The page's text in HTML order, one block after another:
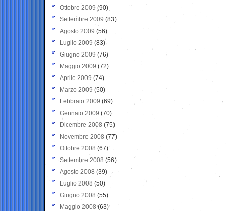
Ottobre 2009 (90)
Settembre 2009 (83)
Agosto 2009 (56)
Luglio 2009 (83)
Giugno 2009 (76)
Maggio 2009 (72)
Aprile 2009 (74)
Marzo 2009 (50)
Febbraio 2009 (69)
Gennaio 2009 (70)
Dicembre 2008 (75)
Novembre 2008 (77)
Ottobre 2008 (67)
Settembre 2008 (56)
Agosto 2008 (39)
Luglio 2008 (50)
Giugno 2008 (55)
Maggio 2008(63)